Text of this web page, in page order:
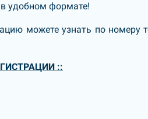
удобном формате!
можете узнать по номеру
::